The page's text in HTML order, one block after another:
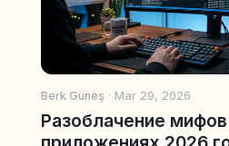
Berk Güneş · Mar 29, 2026
Разоблачение